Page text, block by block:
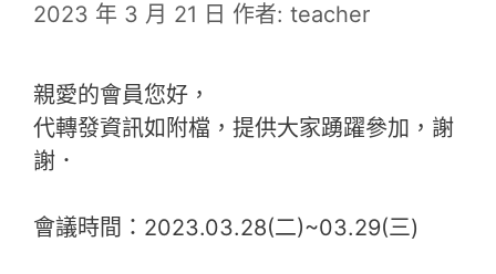
2023 年 3 月 21 日 作者: teacher
親愛的會員您好，
代轉發資訊如附檔，提供大家踴躍參加，謝
謝．
會議時間：2023.03.28(二)~03.29(三)